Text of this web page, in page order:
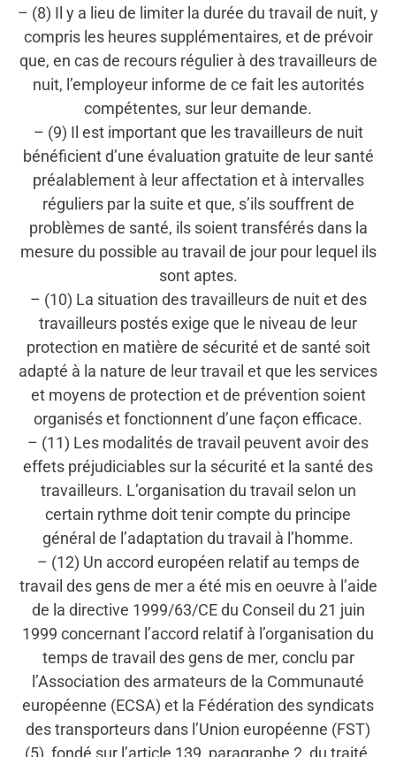
– (8) Il y a lieu de limiter la durée du travail de nuit, y
compris les heures supplémentaires, et de prévoir
que, en cas de recours régulier à des travailleurs de
nuit, l’employeur informe de ce fait les autorités
compétentes, sur leur demande.
– (9) Il est important que les travailleurs de nuit
bénéficient d’une évaluation gratuite de leur santé
préalablement à leur affectation et à intervalles
réguliers par la suite et que, s’ils souffrent de
problèmes de santé, ils soient transférés dans la
mesure du possible au travail de jour pour lequel ils
sont aptes.
– (10) La situation des travailleurs de nuit et des
travailleurs postés exige que le niveau de leur
protection en matière de sécurité et de santé soit
adapté à la nature de leur travail et que les services
et moyens de protection et de prévention soient
organisés et fonctionnent d’une façon efficace.
– (11) Les modalités de travail peuvent avoir des
effets préjudiciables sur la sécurité et la santé des
travailleurs. L’organisation du travail selon un
certain rythme doit tenir compte du principe
général de l’adaptation du travail à l’homme.
– (12) Un accord européen relatif au temps de
travail des gens de mer a été mis en oeuvre à l’aide
de la directive 1999/63/CE du Conseil du 21 juin
1999 concernant l’accord relatif à l’organisation du
temps de travail des gens de mer, conclu par
l’Association des armateurs de la Communauté
européenne (ECSA) et la Fédération des syndicats
des transporteurs dans l’Union européenne (FST)
(5), fondé sur l’article 139, paragraphe 2, du traité.